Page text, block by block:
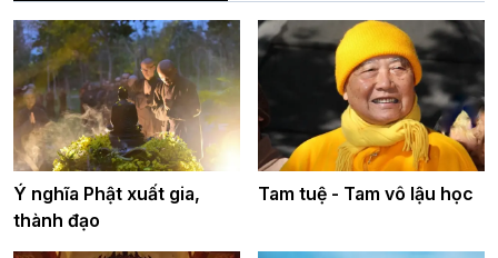
Ý nghĩa Phật xuất gia,
thành đạo
Tam tuệ - Tam vô lậu học